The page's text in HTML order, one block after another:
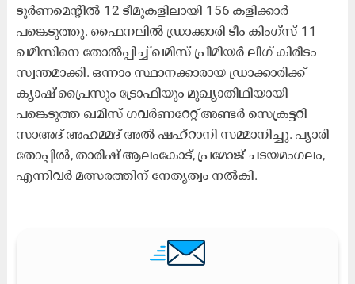
ടൂർണമെന്റിൽ 12 ടീമുകളിലായി 156 കളിക്കാർ
പങ്കെടുത്തു. ഫൈനലിൽ ഡ്രാക്കാരി ടീം കിംഗ്സ് 11
ഖമിസിനെ തോൽപ്പിച്ച് ഖമിസ് പ്രീമിയർ ലീഗ് കിരീടം
സ്വന്തമാക്കി. ഒന്നാം സ്ഥാനക്കാരായ ഡ്രാക്കാരിക്ക്
ക്യാഷ് പ്രൈസും ട്രോഫിയും മുഖ്യാതിഥിയായി
പങ്കെടുത്ത ഖമിസ് ഗവർണറേറ്റ് അണ്ടർ സെക്രട്ടറി
സാഅദ് അഹമ്മദ് അൽ ഷഹ്റാനി സമ്മാനിച്ചു. പ്യാരി
തോപ്പിൽ, താരിഷ് ആലംകോട്, പ്രമോജ് ചടയമംഗലം,
എന്നിവർ മത്സരത്തിന് നേതൃത്വം നൽകി.